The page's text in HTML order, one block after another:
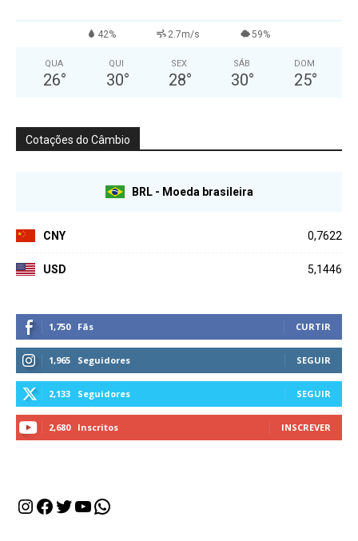
42% 2.7m/s 59%
QUA
26°
QUI
30°
SEX
28°
SÁB
30°
DOM
25°
Cotações do Câmbio
BRL - Moeda brasileira
CNY 0,7622
USD 5,1446
1,750 Fãs CURTIR
1,965 Seguidores SEGUIR
2,133 Seguidores SEGUIR
2,680 Inscritos INSCREVER
Instagram
Facebook
Twitter
Youtube
WhatsApp